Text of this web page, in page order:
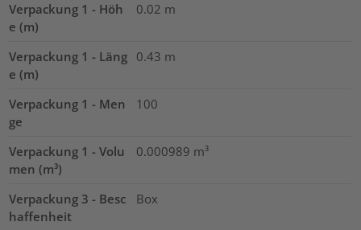
Verpackung 1 - Höh
e (m)
0.02 m
Verpackung 1 - Läng
e (m)
0.43 m
Verpackung 1 - Men
ge
100
Verpackung 1 - Volu
men (m³)
0.000989 m³
Verpackung 3 - Besc
haffenheit
Box